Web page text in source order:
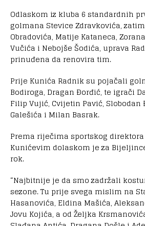
Odlaskom iz kluba 6 standardnih
golmana Stevice Zdravkovića,
Obradovića, Matije Kataneca,
Vučića i Nebojše Šodića, uprava
prinuđena da renovira tim.
Prije Kunića Radnik su pojačali
Bodiroga, Dragan Đorđić, te igrači
Filip Vujić, Cvijetin Pavić, Slobodan
Galešića i Milan Basrak.
Prema riječima sportskog
Kunićevim dolaskom je za
rok.
“Najbitnije je da smo zadržali
sezone. Tu prije svega mislim na
Hasanovića, Eldina Mašića,
Jovu Kojića, a od Željka